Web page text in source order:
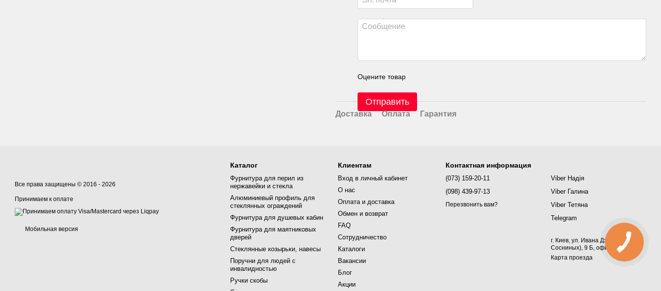
Оцените товар
Отправить
Доставка Оплата Гарантия
Все права защищены © 2016 - 2026
Принимаем к оплате
Мобильная версия
Каталог
Фурнитура для перил из
нержавейки и стекла
Алюминиевый профиль для
стеклянных ограждений
Фурнитура для душевых кабин
Фурнитура для маятниковых
дверей
Стеклянные козырьки, навесы
Поручни для людей с
инвалидностью
Ручки скобы
Клиентам
Вход в личный кабинет
О нас
Оплата и доставка
Обмен и возврат
FAQ
Сотрудничество
Каталоги
Вакансии
Блог
Акции
Контактная информация
(073) 159-20-11
(098) 439-97-13
Перезвонить вам?
Viber Надія
Viber Галина
Viber Тетяна
Telegram
г. Киев, ул. Ивана Дзюбы (Семьи
Сосниных), 9 Б, офис 367
Карта проезда